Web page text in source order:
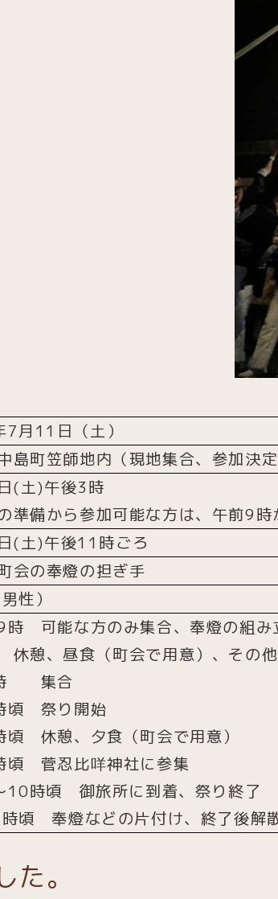
月11日（土）
島町笠師地内（現地集合、参加決
(土)午後3時
準備から参加可能な方は、午前9時
(土)午後11時ごろ
会の奉燈の担ぎ手
性）
時 可能な方のみ集合、奉燈の組み
休憩、昼食（町会で用意）、その他
集合
頃 祭り開始
頃 休憩、夕食（町会で用意）
頃 菅忍比咩神社に参集
10時頃 御旅所に到着、祭り終了
頃 奉燈などの片付け、終了後解
。